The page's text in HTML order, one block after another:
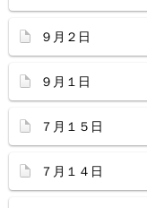
９月２日
９月１日
７月１５日
７月１４日